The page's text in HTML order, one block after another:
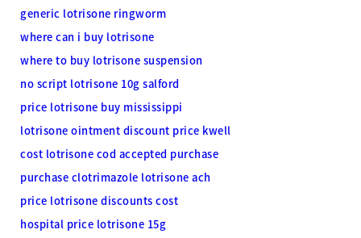
generic lotrisone ringworm
where can i buy lotrisone
where to buy lotrisone suspension
no script lotrisone 10g salford
price lotrisone buy mississippi
lotrisone ointment discount price kwell
cost lotrisone cod accepted purchase
purchase clotrimazole lotrisone ach
price lotrisone discounts cost
hospital price lotrisone 15g